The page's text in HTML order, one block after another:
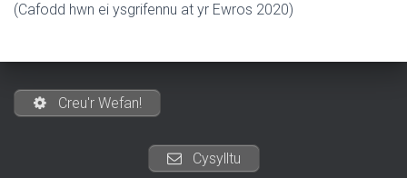
(Cafodd hwn ei ysgrifennu at yr Ewros 2020)
Creu'r Wefan!
Cysylltu